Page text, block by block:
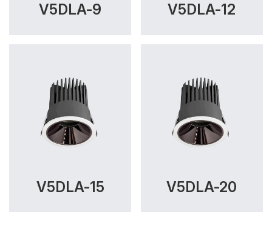
V5DLA-9 V5DLA-12
V5DLA-15 V5DLA-20